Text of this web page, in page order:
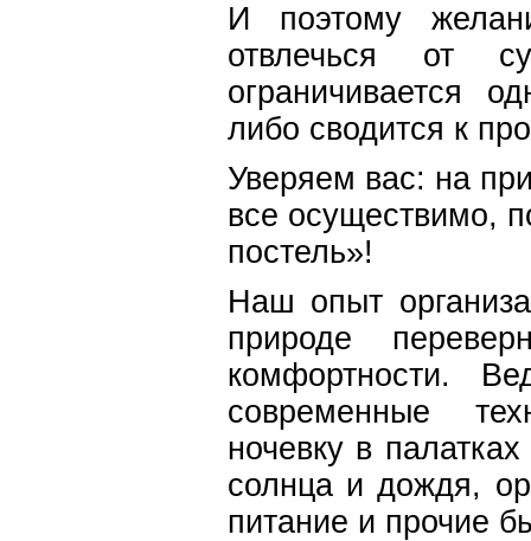
И поэтому
отвлечься от
ограничивается
либо сводится к
Уверяем вас: на
все осуществимо,
постель»!
Наш опыт
природе
комфортности.
современные
ночевку в
солнца и дождя,
питание и прочие